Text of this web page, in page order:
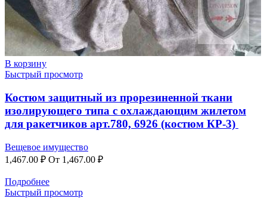
В корзину
Быстрый просмотр
Костюм защитный из прорезиненной ткани
изолирующего типа с охлаждающим жилетом
для ракетчиков арт.780, 6926 (костюм КР-3)
Вещевое имущество
1,467.00 ₽ От 1,467.00 ₽
Подробнее
Быстрый просмотр